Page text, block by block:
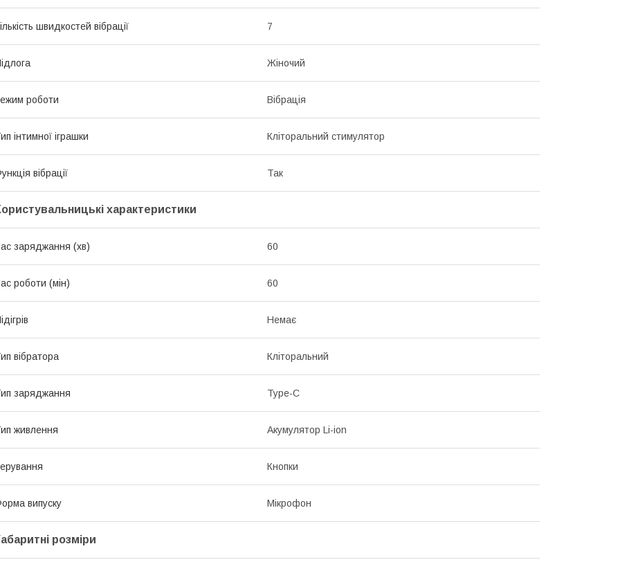
швидкостей вібрації 7
Жіночий
роботи Вібрація
інтимної іграшки Кліторальний стимулятор
вібрації Так
характеристики
заряджання (хв) 60
роботи (мін) 60
Немає
вібратора Кліторальний
заряджання Type-C
живлення Акумулятор Li-ion
Кнопки
випуску Мікрофон
розміри